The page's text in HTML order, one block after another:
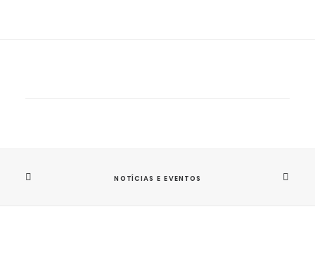
NOTÍCIAS E EVENTOS